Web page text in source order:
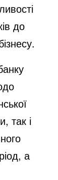
до
так і
а